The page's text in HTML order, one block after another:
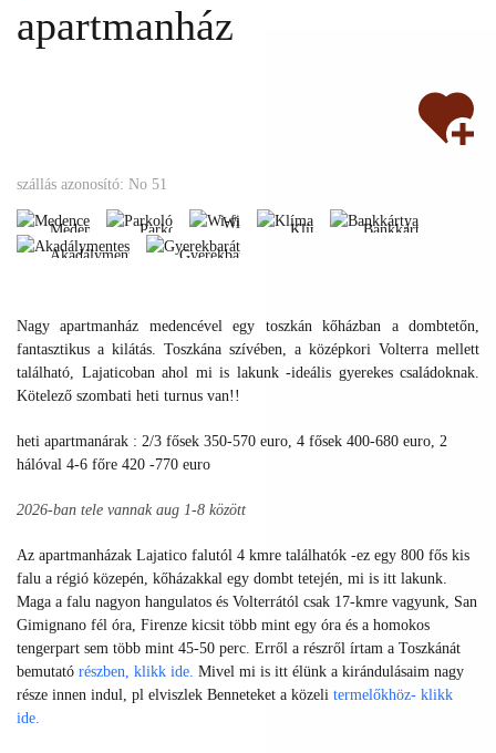
apartmanház
szállás azonosító: No 51
Medence
Medence
Parkoló
Parkoló
Wi-
fi
Klíma Bankkártya
Akadálymentes
Akadálymentes
Gyerekbarát
Gyerekbarát
Nagy apartmanház medencével egy toszkán kőházban a dombtetőn,
fantasztikus a kilátás. Toszkána szívében, a középkori Volterra mellett
található, Lajaticoban ahol mi is lakunk -ideális gyerekes családoknak.
Kötelező szombati heti turnus van!!
heti apartmanárak : 2/3 fősek 350-570 euro, 4 fősek 400-680 euro, 2
hálóval 4-6 főre 420 -770 euro
2026-ban tele vannak aug 1-8 között
Az apartmanházak Lajatico falutól 4 kmre találhatók -ez egy 800 fős kis
falu a régió közepén, kőházakkal egy dombt tetején, mi is itt lakunk.
Maga a falu nagyon hangulatos és Volterrától csak 17-kmre vagyunk, San
Gimignano fél óra, Firenze kicsit több mint egy óra és a homokos
tengerpart sem több mint 45-50 perc. Erről a részről írtam a Toszkánát
bemutató részben, klikk ide Mivel mi is itt élünk a kirándulásaim nagy
része innen indul, pl elviszlek Benneteket a közeli termelőkhöz- klikk
ide.